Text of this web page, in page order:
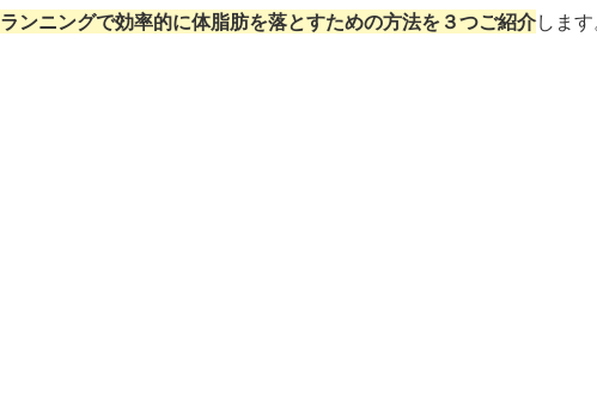
ランニングで効率的に体脂肪を落とすための方法を３つご紹介します